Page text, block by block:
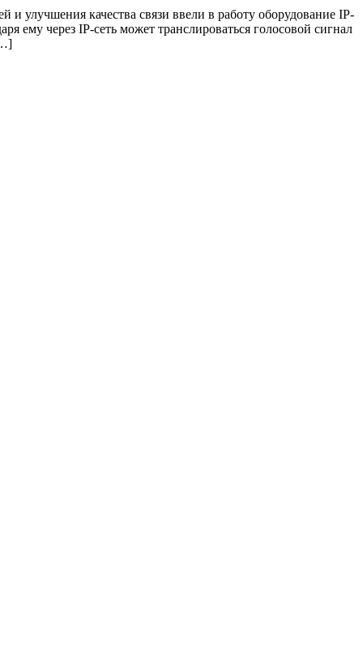
улучшения качества связи ввели в работу оборудование IP-
ему через IP-сеть может транслироваться голосовой сигнал